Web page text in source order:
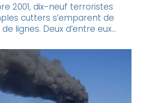
2001, dix-neuf terroristes
cutters s’emparent de
lignes. Deux d’entre eux...